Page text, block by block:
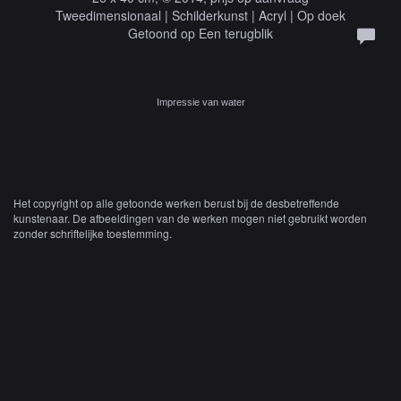
Tweedimensionaal | Schilderkunst | Acryl | Op doek
Getoond op Een terugblik
Impressie van water
Het copyright op alle getoonde werken berust bij de desbetreffende
kunstenaar. De afbeeldingen van de werken mogen niet gebruikt worden
zonder schriftelijke toestemming.